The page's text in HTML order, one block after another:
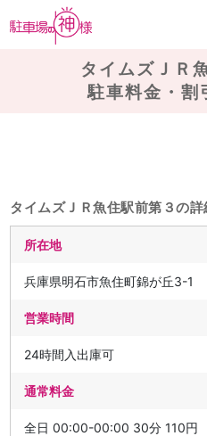
タイムズＪＲ
駐車料金・割
タイムズＪＲ魚住駅前第３の詳
所在地
兵庫県明石市魚住町錦が丘3-1
営業時間
24時間入出庫可
通常料金
全日 00:00-00:00 30分 110円